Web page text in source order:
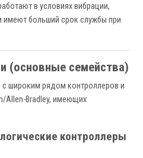
в условиях вибрации,
имеют больший срок службы при
(основные семейства)
широким рядом контроллеров и
Allen-Bradley, имеющих
контроллеры